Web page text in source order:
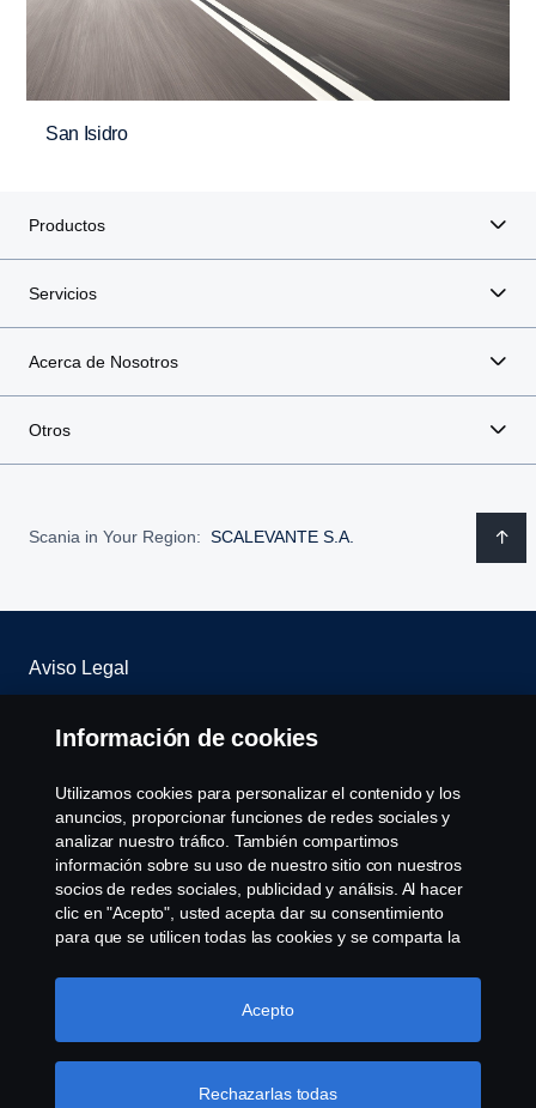
San Isidro
Productos
Servicios
Acerca de Nosotros
Otros
Scania in Your Region: SCALEVANTE S.A.
Aviso Legal
Declaración de Privacidad
WHISTLEBLOWING
Política de cookies
Cookie settings
© Copyright Scania 2022 All rights reserved. Scania
Información de cookies
Utilizamos cookies para personalizar el contenido y los
anuncios, proporcionar funciones de redes sociales y
analizar nuestro tráfico. También compartimos
información sobre su uso de nuestro sitio con nuestros
socios de redes sociales, publicidad y análisis. Al hacer
clic en "Acepto", usted acepta dar su consentimiento
para que se utilicen todas las cookies y se comparta la
haciendo clic en "Configuración de cookies" y
seleccionando las categorías que desea aceptar. Para
Rechazarlas todas
Acepto